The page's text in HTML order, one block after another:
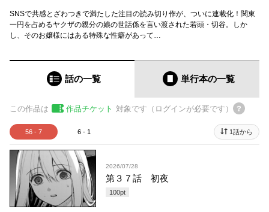
SNSで共感とざわつきで満たした注目の読み切り作が、ついに連載化！関東
一円を占めるヤクザの親分の娘の世話係を言い渡された若頭・切谷。しか
し、そのお嬢様にはある特殊な性癖があって…
話の一覧 単行本の一覧
この作品は 作品チケット 対象です（ログインが必要です）
56 - 7 6 - 1 1話から
2026/07/28
第３７話 初夜
100pt